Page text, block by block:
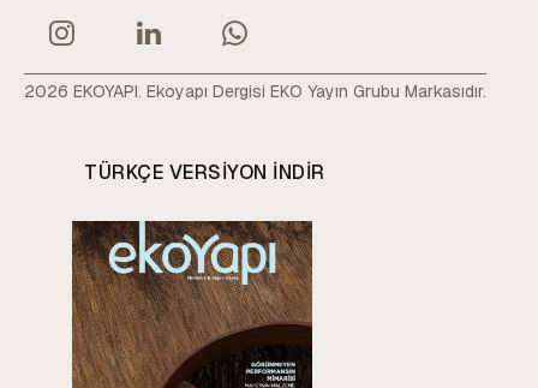
2026 EKOYAPI. Ekoyapı Dergisi EKO Yayın Grubu Markasıdır.
TÜRKÇE VERSIYON INDIR